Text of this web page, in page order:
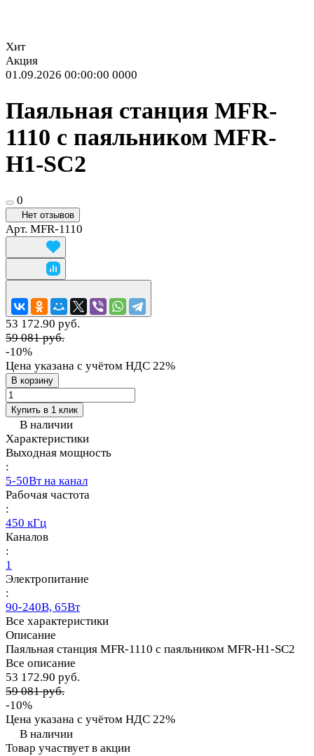
Хит
Акция
01.09.2026 00:00:00 0000
Паяльная станция MFR-
1110 с паяльником MFR-
H1-SC2
0
Нет отзывов
Арт. MFR-1110
53 172.90 руб.
59 081 руб.
-10%
Цена указана с учётом НДС 22%
В корзину
Купить в 1 клик
В наличии
Характеристики
Выходная мощность
:
5-50Вт на канал
Рабочая частота
:
450 кГц
Каналов
:
1
Электропитание
:
90-240В, 65Вт
Все характеристики
Описание
Паяльная станция MFR-1110 с паяльником MFR-H1-SC2
Все описание
53 172.90 руб.
59 081 руб.
-10%
Цена указана с учётом НДС 22%
В наличии
Товар участвует в акции